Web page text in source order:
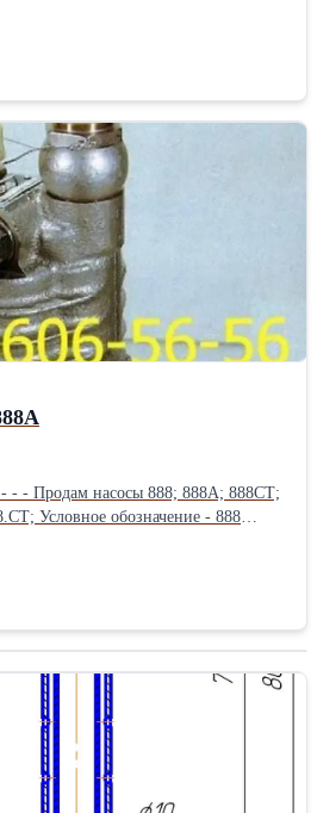
УА54-2; Клапан 1890А-2Т;
768800;
2; датчик П-77 вар. 2;
УА54-2; Куплю: Блок
Э26Г; 8Д5.886.528-01; Кран
Н5810-820; СП-70;
8д2.966.022-7; свечи
к ним;
8д2.966.034-
6;
- 888
(если
Максимальное число
же возможно
транспортных машин, для